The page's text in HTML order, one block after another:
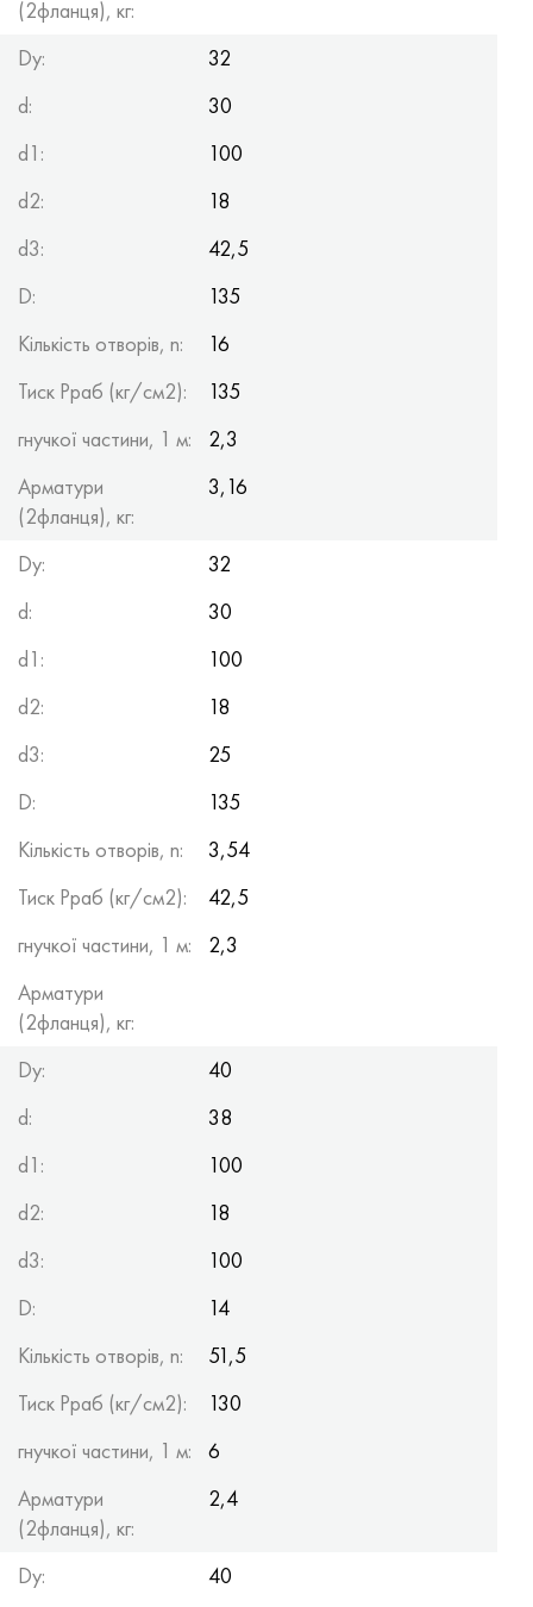
(2фланця), кг:
Dy:
32
d:
30
d1:
100
d2:
18
d3:
42,5
D:
135
Кількість отворів, n:
16
Тиск Рраб (кг/см2):
135
гнучкої частини, 1 м:
2,3
Арматури
(2фланця), кг:
3,16
Dy:
32
d:
30
d1:
100
d2:
18
d3:
25
D:
135
Кількість отворів, n:
3,54
Тиск Рраб (кг/см2):
42,5
гнучкої частини, 1 м:
2,3
Арматури
(2фланця), кг:
Dy:
40
d:
38
d1:
100
d2:
18
d3:
100
D:
14
Кількість отворів, n:
51,5
Тиск Рраб (кг/см2):
130
гнучкої частини, 1 м:
6
Арматури
(2фланця), кг:
2,4
Dy:
40